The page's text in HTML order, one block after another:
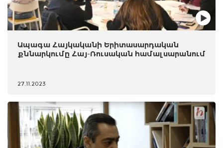
Ապագա Հայկականի Երիտասարդական
քննարկումը Հայ-Ռուսական համալսարանում
27.11.2023